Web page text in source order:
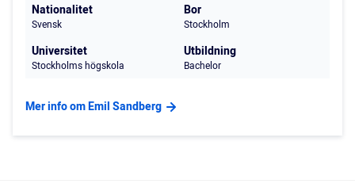
Nationalitet
Svensk
Bor
Stockholm
Universitet
Stockholms högskola
Utbildning
Bachelor
Mer info om Emil Sandberg